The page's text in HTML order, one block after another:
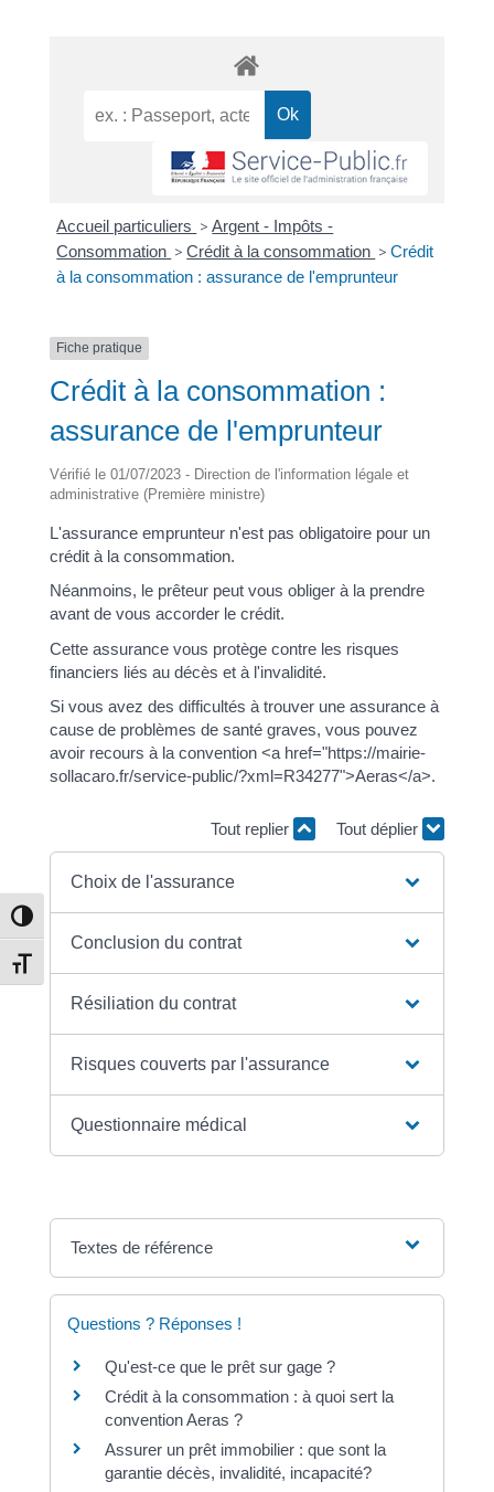
Passer en contraste élevé
Changer la taille de la police
Accueil particuliers > Argent - Impôts -
Consommation > Crédit à la consommation > Crédit
à la consommation : assurance de l'emprunteur
Fiche pratique
Crédit à la consommation :
assurance de l'emprunteur
Vérifié le 01/07/2023 - Direction de l'information légale et
administrative (Première ministre)
L'assurance emprunteur n'est pas obligatoire pour un
crédit à la consommation.
Néanmoins, le prêteur peut vous obliger à la prendre
avant de vous accorder le crédit.
Cette assurance vous protège contre les risques
financiers liés au décès et à l'invalidité.
Si vous avez des difficultés à trouver une assurance à
cause de problèmes de santé graves, vous pouvez
avoir recours à la convention <a href="https://mairie-
sollacaro.fr/service-public/?xml=R34277">Aeras</a>.
Tout replier Tout déplier
Choix de l'assurance
Conclusion du contrat
Résiliation du contrat
Risques couverts par l'assurance
Questionnaire médical
Textes de référence
Questions ? Réponses !
Qu'est-ce que le prêt sur gage ?
Crédit à la consommation : à quoi sert la
convention Aeras ?
Assurer un prêt immobilier : que sont la
garantie décès, invalidité, incapacité?